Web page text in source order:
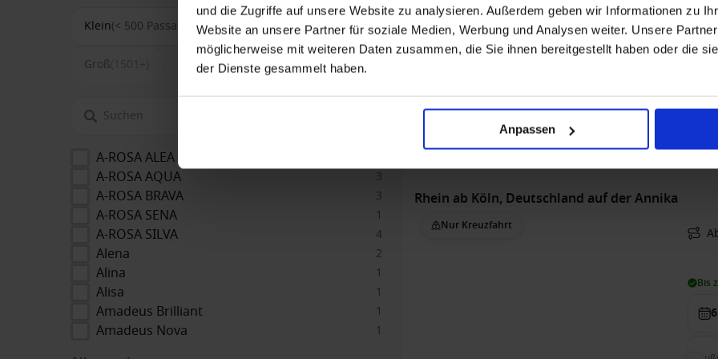
und die Zugriffe auf unsere Website zu analysieren. Außerdem geben wir Informationen zu
Website an unsere Partner für soziale Medien, Werbung und Analysen weiter. Unsere
möglicherweise mit weiteren Daten zusammen, die Sie ihnen bereitgestellt haben oder die
der Dienste gesammelt haben.
Anpassen
Klein(< 500 Passagiere) Mittel(500-1500)
Groß
A-ROSA ALEA
A-ROSA AQUA 3
A-ROSA BRAVA 3
A-ROSA SENA 1
A-ROSA SILVA 4
Alena 2
Alina 1
Alisa 1
Amadeus Brilliant 1
Amadeus Nova 1
Rhein ab Köln, Deutschland auf der Annika
Nur Kreuzfahrt
Bis